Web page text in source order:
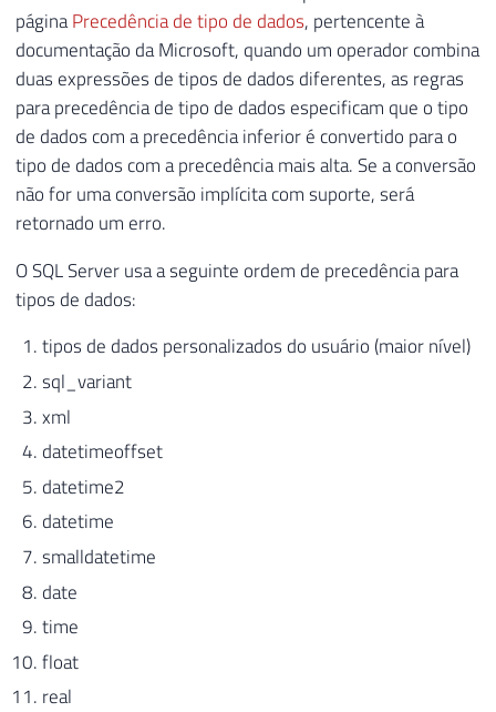
páginaPrecedência de tipo de dados, pertencente à
documentação da Microsoft, quando um operador combina
duas expressões de tipos de dados diferentes, as regras
para precedência de tipo de dados especificam que o tipo
de dados com a precedência inferior é convertido para o
tipo de dados com a precedência mais alta. Se a conversão
não for uma conversão implícita com suporte, será
retornado um erro.
O SQL Server usa a seguinte ordem de precedência para
tipos de dados:
tipos de dados personalizados do usuário (maior nível)
sql_variant
xml
datetimeoffset
datetime2
datetime
smalldatetime
date
time
float
real